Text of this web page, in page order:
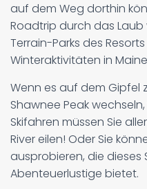
auf dem Weg dorthin
Roadtrip durch das
Terrain-Parks des
Winteraktivitäten in
Wenn es auf dem Gipfel
Shawnee Peak
Skifahren müssen Sie
River eilen! Oder Sie
ausprobieren, die dieses
Abenteuerlustige bietet.